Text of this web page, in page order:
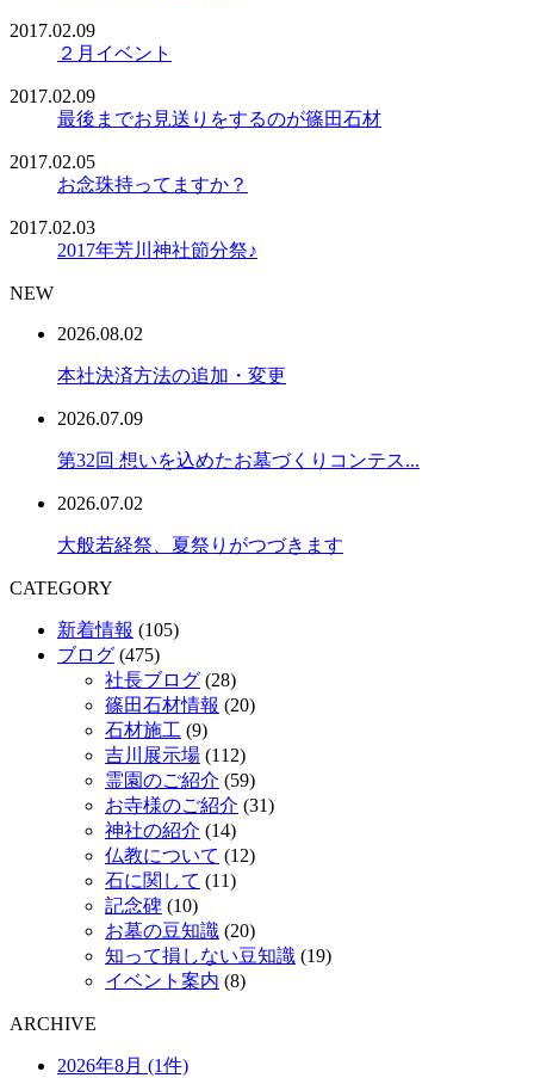
2017.02.09
２月イベント
2017.02.09
最後までお見送りをするのが篠田石材
2017.02.05
お念珠持ってますか？
2017.02.03
2017年芳川神社節分祭♪
NEW
2026.08.02
本社決済方法の追加・変更
2026.07.09
第32回 想いを込めたお墓づくりコンテス...
2026.07.02
大般若経祭、夏祭りがつづきます
CATEGORY
新着情報 (105)
ブログ (475)
社長ブログ (28)
篠田石材情報 (20)
石材施工 (9)
吉川展示場 (112)
霊園のご紹介 (59)
お寺様のご紹介 (31)
神社の紹介 (14)
仏教について (12)
石に関して (11)
記念碑 (10)
お墓の豆知識 (20)
知って損しない豆知識 (19)
イベント案内 (8)
ARCHIVE
2026年8月 (1件)